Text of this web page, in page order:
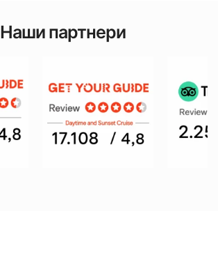
Наши партнери